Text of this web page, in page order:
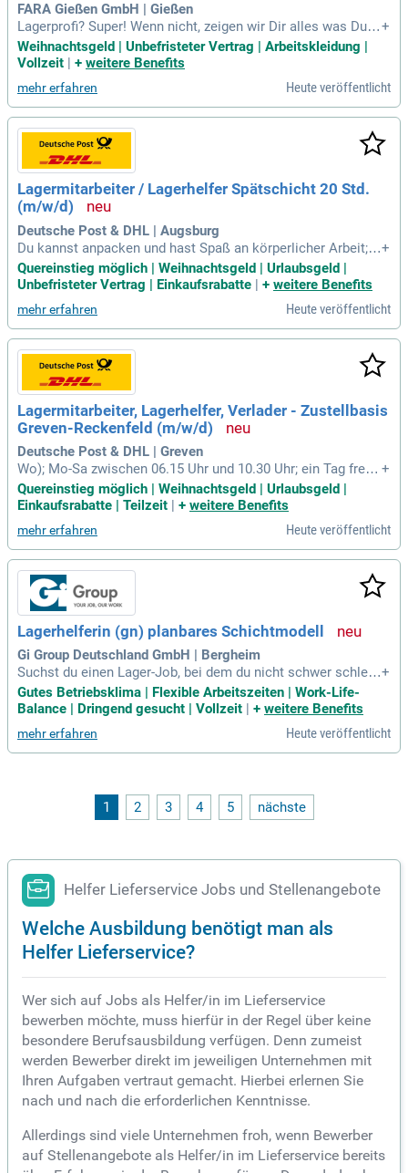
FARA Gießen GmbH | Gießen
Lagerprofi? Super! Wenn nicht, zeigen wir Dir alles was Du w
issen musst! Dein Deutsch ist nicht perfekt? Kein Problem!
Bei uns zählt Dein Einsatz. Staplerschein? Kannst Du auch ü
r am Start!
+
Weihnachtsgeld | Unbefristeter Vertrag | Arbeitskleidung |
Vollzeit
+ weitere Benefits
mehr erfahren Heute veröffentlicht
Lagermitarbeiter / Lagerhelfer Spätschicht 20 Std.
(m/w/d)
Deutsche Post & DHL | Augsburg
Du kannst anpacken und hast Spaß an körperlicher Arbeit; D
u arbeitest zuverlässig und bist engagiert; Du arbeitest gern
im Team; Du bist mindestens 18 Jahre alt; Werde Lagermita
rbeiter bei Deutsche Post DHL: Ohne unsere Verlader käme
keine Sendung pünktlich
+
Quereinstieg möglich | Weihnachtsgeld | Urlaubsgeld |
Unbefristeter Vertrag | Einkaufsrabatte | + weitere Benefits
mehr erfahren Heute veröffentlicht
Lagermitarbeiter, Lagerhelfer, Verlader - Zustellbasis
Greven-Reckenfeld (m/w/d)
Deutsche Post & DHL | Greven
Wo); Mo-Sa zwischen 06.15 Uhr und 10.30 Uhr; ein Tag frei;
pünktliches Gehalt; bezahlte Einarbeitung – in vielen Sprach
en möglich; kostenlose Sicherheitskleidung; Übernahme bei
e Mitarbeiterangebote
+
Quereinstieg möglich | Weihnachtsgeld | Urlaubsgeld |
Einkaufsrabatte | Teilzeit | + weitere Benefits
mehr erfahren Heute veröffentlicht
Lagerhelferin (gn) planbares Schichtmodell
Gi Group Deutschland GmbH | Bergheim
Suchst du einen Lager-Job, bei dem du nicht schwer schlep
pen muss? Legst du Wert auf eine langfristige Schichtplanu
ng, um deinen Alltag besser organisieren zu können?
+
Gutes Betriebsklima | Flexible Arbeitszeiten | Work-Life-
Balance | Dringend gesucht | Vollzeit
+ weitere Benefits
mehr erfahren Heute veröffentlicht
1 2 3 4 5 nächste
Helfer Lieferservice Jobs und Stellenangebote
Welche Ausbildung benötigt man als
Helfer Lieferservice?
Wer sich auf Jobs als Helfer/in im Lieferservice
bewerben möchte, muss hierfür in der Regel über keine
besondere Berufsausbildung verfügen. Denn zumeist
werden Bewerber direkt im jeweiligen Unternehmen mit
Ihren Aufgaben vertraut gemacht. Hierbei erlernen Sie
nach und nach die erforderlichen Kenntnisse.
Allerdings sind viele Unternehmen froh, wenn Bewerber
auf Stellenangebote als Helfer/in im Lieferservice bereits